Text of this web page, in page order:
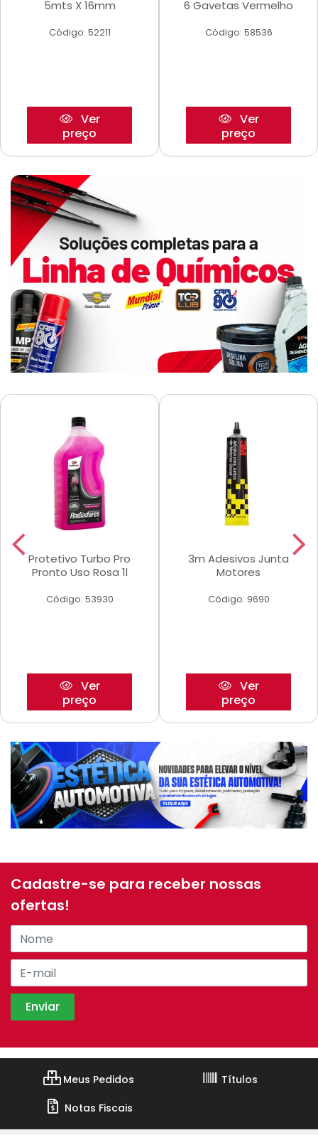
5mts X 16mm
Código: 52211
Ver
preço
6 Gavetas Vermelho
Código: 58536
Ver
preço
Protetivo Turbo Pro
Pronto Uso Rosa 1l
Código: 53930
Ver
preço
3m Adesivos Junta
Motores
Código: 9690
Ver
preço
Cadastre-se para receber nossas
ofertas!
Meus Pedidos
Títulos
Notas Fiscais